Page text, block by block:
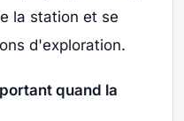
la station et se
d'exploration.
quand la